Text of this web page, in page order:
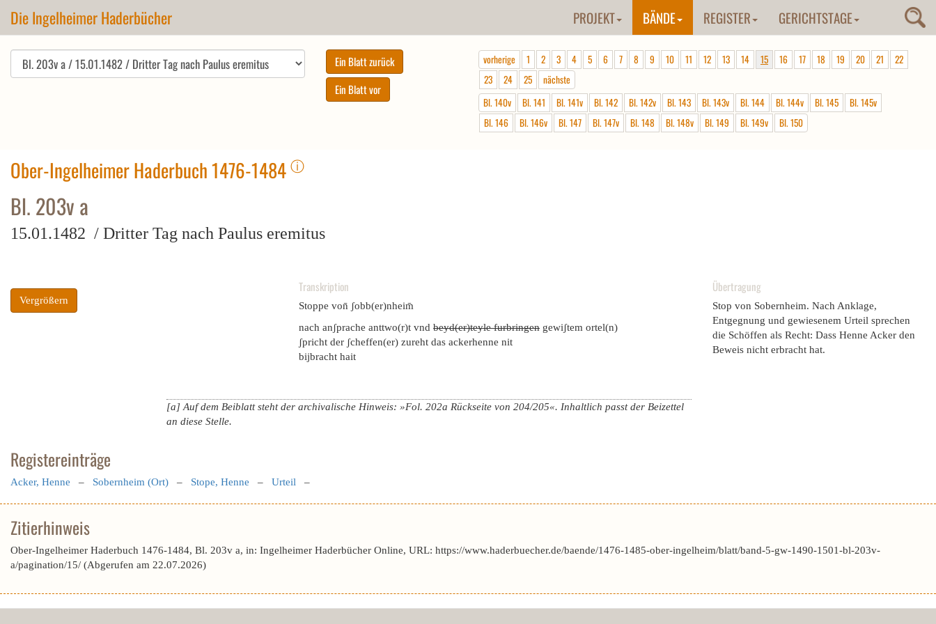
Die Ingelheimer Haderbücher PROJEKT BÄNDE REGISTER GERICHTSTAGE
vorherige 1 2 3 4 5 6 7 8 9 10 11 12 13 14 15 16 17 18 19 20 21
22
23
24 25
nächste
Bl. 140v
Bl. 141 Bl. 141v Bl. 142 Bl. 142v Bl. 143 Bl. 143v Bl. 144 Bl. 144v Bl. 145
Bl. 145v
Bl. 146
Bl. 146v Bl. 147 Bl. 147v Bl. 148 Bl. 148v Bl. 149 Bl. 149v Bl. 150
Ober-Ingelheimer Haderbuch 1476-1484 ⓘ
Bl. 203v a
15.01.1482 / Dritter Tag nach Paulus eremitus
Vergrößern
Transkription
Stoppe von̄ ʃobb(er)nheim̄
nach anʃprache anttwo(r)t vnd beyd(er)teyle furbringen gewiʃtem ortel(n)
ʃpricht der ʃcheffen(er) zureht das ackerhenne nit
bijbracht hait
[a] Auf dem Beiblatt steht der archivalische Hinweis: »Fol. 202a Rückseite von 204/205«. Inhaltlich passt der Beizettel
an diese Stelle.
Übertragung
Stop von Sobernheim. Nach Anklage,
Entgegnung und gewiesenem Urteil sprechen
die Schöffen als Recht: Dass Henne Acker den
Beweis nicht erbracht hat.
Registereinträge
Acker, Henne – Sobernheim (Ort) – Stope, Henne – Urteil –
Zitierhinweis
Ober-Ingelheimer Haderbuch 1476-1484, Bl. 203v a, in: Ingelheimer Haderbücher Online, URL: https://www.haderbuecher.de/baende/1476-1485-ober-ingelheim/blatt/band-5-gw-1490-1501-bl-203v-
a/pagination/15/ (Abgerufen am 22.07.2026)